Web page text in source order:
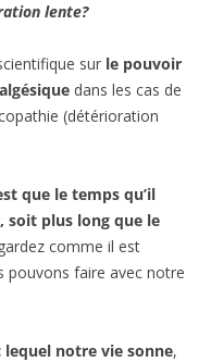
lente?
sur le pouvoir
dans les cas de
(détérioration
que le temps qu’il
soit plus long que le
comme il est
pouvons faire avec notre
lequel notre vie sonne,